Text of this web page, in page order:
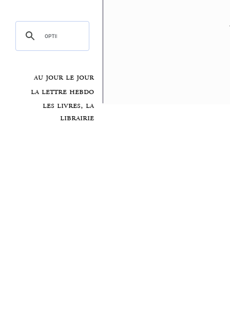
au jour le jour
la lettre hebdo
les livres, la
librairie